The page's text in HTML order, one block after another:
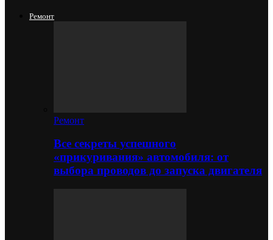
Ремонт
Ремонт
Все секреты успешного
«прикуривания» автомобиля: от
выбора проводов до запуска двигателя